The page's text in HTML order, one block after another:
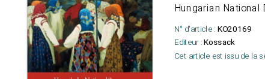
Hungarian National
N° d'article : KO20169
Editeur :Kossack
Cet article est issu de la